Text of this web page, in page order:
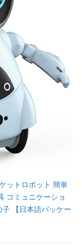
ットロボット 簡単
コミュニケーショ
【日本語パッケー